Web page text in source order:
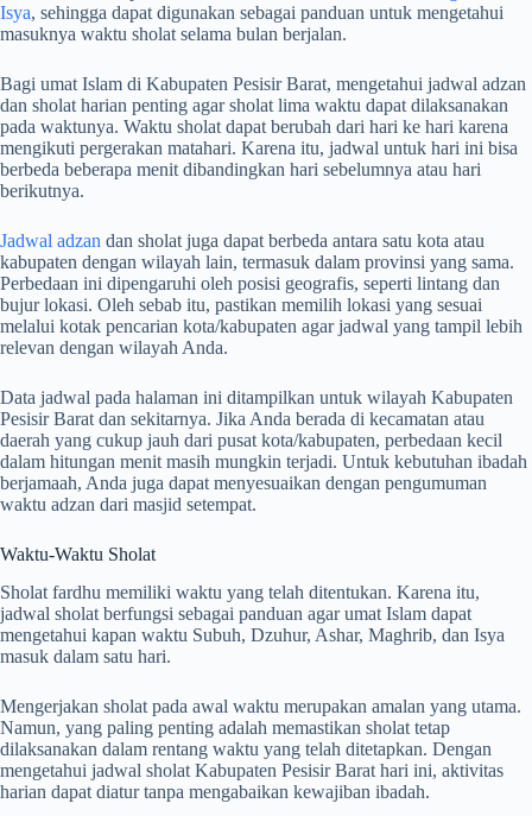
Isya, sehingga dapat digunakan sebagai panduan untuk mengetahui
masuknya waktu sholat selama bulan berjalan.
Bagi umat Islam di Kabupaten Pesisir Barat, mengetahui jadwal adzan
dan sholat harian penting agar sholat lima waktu dapat dilaksanakan
pada waktunya. Waktu sholat dapat berubah dari hari ke hari karena
mengikuti pergerakan matahari. Karena itu, jadwal untuk hari ini bisa
berbeda beberapa menit dibandingkan hari sebelumnya atau hari
berikutnya.
Jadwal adzan dan sholat juga dapat berbeda antara satu kota atau
kabupaten dengan wilayah lain, termasuk dalam provinsi yang sama.
Perbedaan ini dipengaruhi oleh posisi geografis, seperti lintang dan
bujur lokasi. Oleh sebab itu, pastikan memilih lokasi yang sesuai
melalui kotak pencarian kota/kabupaten agar jadwal yang tampil lebih
relevan dengan wilayah Anda.
Data jadwal pada halaman ini ditampilkan untuk wilayah Kabupaten
Pesisir Barat dan sekitarnya. Jika Anda berada di kecamatan atau
daerah yang cukup jauh dari pusat kota/kabupaten, perbedaan kecil
dalam hitungan menit masih mungkin terjadi. Untuk kebutuhan ibadah
berjamaah, Anda juga dapat menyesuaikan dengan pengumuman
waktu adzan dari masjid setempat.
Waktu-Waktu Sholat
Sholat fardhu memiliki waktu yang telah ditentukan. Karena itu,
jadwal sholat berfungsi sebagai panduan agar umat Islam dapat
mengetahui kapan waktu Subuh, Dzuhur, Ashar, Maghrib, dan Isya
masuk dalam satu hari.
Mengerjakan sholat pada awal waktu merupakan amalan yang utama.
Namun, yang paling penting adalah memastikan sholat tetap
dilaksanakan dalam rentang waktu yang telah ditetapkan. Dengan
mengetahui jadwal sholat Kabupaten Pesisir Barat hari ini, aktivitas
harian dapat diatur tanpa mengabaikan kewajiban ibadah.